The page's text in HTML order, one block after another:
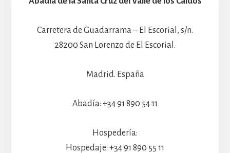
Carretera de Guadarrama – El Escorial, s/n.
28200 San Lorenzo de El Escorial.
Madrid. España
Abadía: +34 91 890 54 11
Hospedería:
Hospedaje: +34 91 890 55 11